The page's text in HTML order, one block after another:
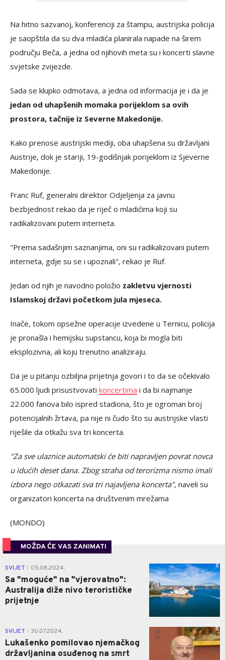
Na hitno sazvanoj, konferenciji za štampu, austrijska policija
je saopštila da su dva mladića planirala napade na širem
području Beča, a jedna od njihovih meta su i koncerti slavne
svjetske zvijezde.
Sada se klupko odmotava, a jedna od informacija je i da je
jedan od uhapšenih momaka porijeklom sa ovih
prostora, tačnije iz Severne Makedonije.
Kako prenose austrijski mediji, oba uhapšena su državljani
Austrije, dok je stariji, 19-godišnjak porijeklom iz Sjeverne
Makedonije.
Franc Ruf, generalni direktor Odjeljenja za javnu
bezbjednost rekao da je riječ o mladićima koji su
radikalizovani putem interneta.
"Prema sadašnjim saznanjima, oni su radikalizovani putem
interneta, gdje su se i upoznali", rekao je Ruf.
Jedan od njih je navodno položio zakletvu vjernosti
Islamskoj državi početkom jula mjeseca.
Inače, tokom opsežne operacije izvedene u Ternicu, policija
je pronašla i hemijsku supstancu, koja bi mogla biti
eksplozivna, ali koju trenutno analiziraju.
Da je u pitanju ozbiljna prijetnja govori i to da se očekivalo
65.000 ljudi prisustvovati koncertima i da bi najmanje
22.000 fanova bilo ispred stadiona, što je ogroman broj
potencijalnih žrtava, pa nije ni čudo što su austrijske vlasti
riješile da otkažu sva tri koncerta.
"Za sve ulaznice automatski će biti napravljen povrat novca
u idućih deset dana. Zbog straha od terorizma nismo imali
izbora nego otkazati sva tri najavljena koncerta", naveli su
organizatori koncerta na društvenim mrežama
(MONDO)
MOŽDA ĆE VAS ZANIMATI
SVIJET 05.08.2024.
Sa "moguće" na "vjerovatno":
Australija diže nivo terorističke
prijetnje
0
SVIJET 30.07.2024.
Lukašenko pomilovao njemačkog
državljanina osuđenog na smrt
0